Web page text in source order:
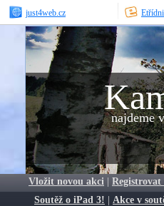
just4web.cz
najdeme
Vložit novou akci | Registrovat
Soutěž o iPad 3! | Akce v